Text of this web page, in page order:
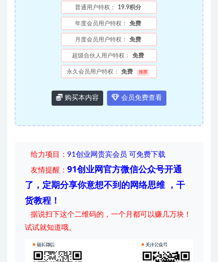
普通用户特权： 19.9积分
年度会员用户特权： 免费
月度会员用户特权： 免费
超级合伙人用户特权： 免费
永久会员用户特权： 免费 推荐
购买本内容 会员免费查看
给力项目 ： 91创业网贵宾会员 可免费下载
友情提醒： 91创业网官方微信公众号开通
了，定期分享你意想不到的网络思维 ，干
货教程！
据说扫下这个二维码的，一个月都可以赚几万块！
试试就知道哦。